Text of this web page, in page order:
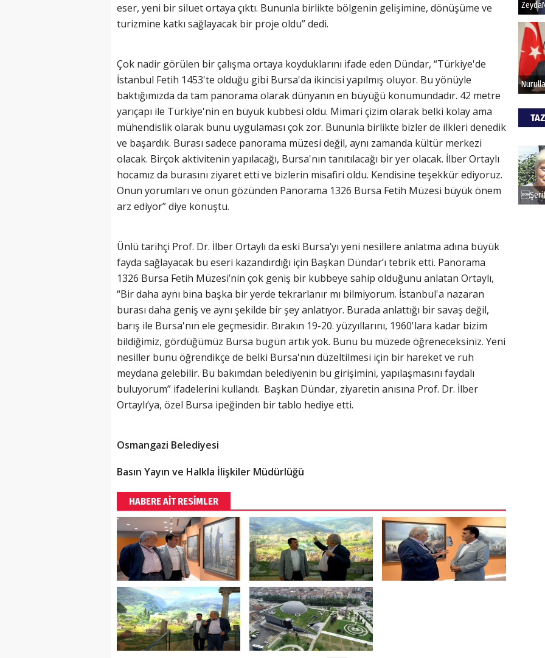
eser, yeni bir siluet ortaya çıktı. Bununla birlikte bölgenin gelişimine, dönüşüme ve
turizmine katkı sağlayacak bir proje oldu” dedi.
Çok nadir görülen bir çalışma ortaya koyduklarını ifade eden Dündar, “Türkiye'de
İstanbul Fetih 1453'te olduğu gibi Bursa'da ikincisi yapılmış oluyor. Bu yönüyle
baktığımızda da tam panorama olarak dünyanın en büyüğü konumundadır. 42 metre
yarıçapı ile Türkiye'nin en büyük kubbesi oldu. Mimari çizim olarak belki kolay ama
mühendislik olarak bunu uygulaması çok zor. Bununla birlikte bizler de ilkleri denedik
ve başardık. Burası sadece panorama müzesi değil, aynı zamanda kültür merkezi
olacak. Birçok aktivitenin yapılacağı, Bursa'nın tanıtılacağı bir yer olacak. İlber Ortaylı
hocamız da burasını ziyaret etti ve bizlerin misafiri oldu. Kendisine teşekkür ediyoruz.
Onun yorumları ve onun gözünden Panorama 1326 Bursa Fetih Müzesi büyük önem
arz ediyor” diye konuştu.
Ünlü tarihçi Prof. Dr. İlber Ortaylı da eski Bursa’yı yeni nesillere anlatma adına büyük
fayda sağlayacak bu eseri kazandırdığı için Başkan Dündar’ı tebrik etti. Panorama
1326 Bursa Fetih Müzesi’nin çok geniş bir kubbeye sahip olduğunu anlatan Ortaylı,
“Bir daha aynı bina başka bir yerde tekrarlanır mı bilmiyorum. İstanbul'a nazaran
burası daha geniş ve aynı şekilde bir şey anlatıyor. Burada anlattığı bir savaş değil,
barış ile Bursa'nın ele geçmesidir. Bırakın 19-20. yüzyıllarını, 1960'lara kadar bizim
bildiğimiz, gördüğümüz Bursa bugün artık yok. Bunu bu müzede öğreneceksiniz. Yeni
nesiller bunu öğrendikçe de belki Bursa'nın düzeltilmesi için bir hareket ve ruh
meydana gelebilir. Bu bakımdan belediyenin bu girişimini, yapılaşmasını faydalı
buluyorum” ifadelerini kullandı. Başkan Dündar, ziyaretin anısına Prof. Dr. İlber
Ortaylı’ya, özel Bursa ipeğinden bir tablo hediye etti.
Osmangazi Belediyesi
Basın Yayın ve Halkla İlişkiler Müdürlüğü
HABERE AİT RESİMLER
Bu